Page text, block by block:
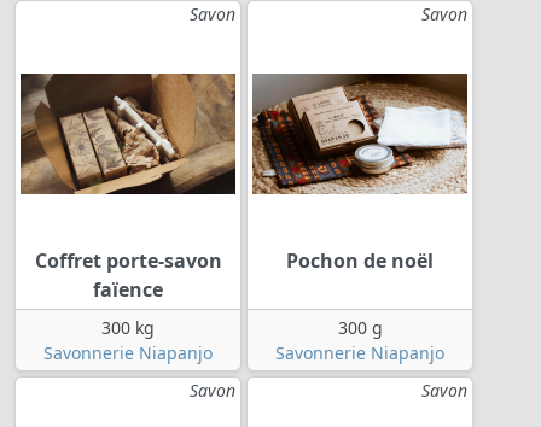
Savon
Coffret porte-savon
faïence
300 kg
Savonnerie Niapanjo
Savon
Pochon de noël
300 g
Savonnerie Niapanjo
Savon
Savon